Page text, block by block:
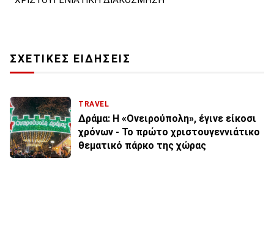
ΣΧΕΤΙΚΕΣ ΕΙΔΗΣΕΙΣ
TRAVEL
Δράμα: Η «Ονειρούπολη», έγινε είκοσι
χρόνων - Το πρώτο χριστουγεννιάτικο
θεματικό πάρκο της χώρας